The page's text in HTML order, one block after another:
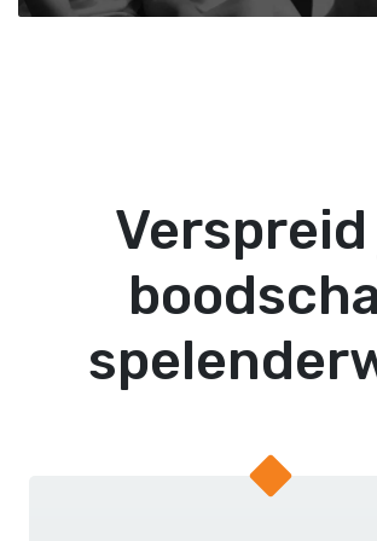
Verspreid